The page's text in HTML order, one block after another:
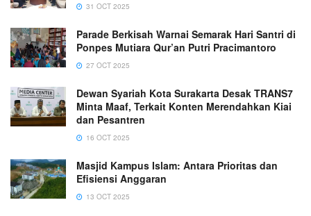
31 OCT 2025
Parade Berkisah Warnai Semarak Hari Santri di
Ponpes Mutiara Qur’an Putri Pracimantoro
27 OCT 2025
Dewan Syariah Kota Surakarta Desak TRANS7
Minta Maaf, Terkait Konten Merendahkan Kiai
dan Pesantren
16 OCT 2025
Masjid Kampus Islam: Antara Prioritas dan
Efisiensi Anggaran
13 OCT 2025